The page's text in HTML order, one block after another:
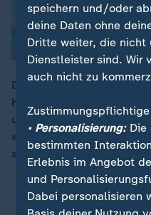
00:15
Die Regierung hat ihre
Heizungsgesetzes
und Gasheizungen weiter
werden - eine
stört.
speichern und/oder
deine Daten ohne
Dritte weiter, die nicht
Dienstleister sind. Wir
auch nicht zu
• Personalisierung:Die
bestimmten
Erlebnis im Angebot
und
Dabei personalisieren